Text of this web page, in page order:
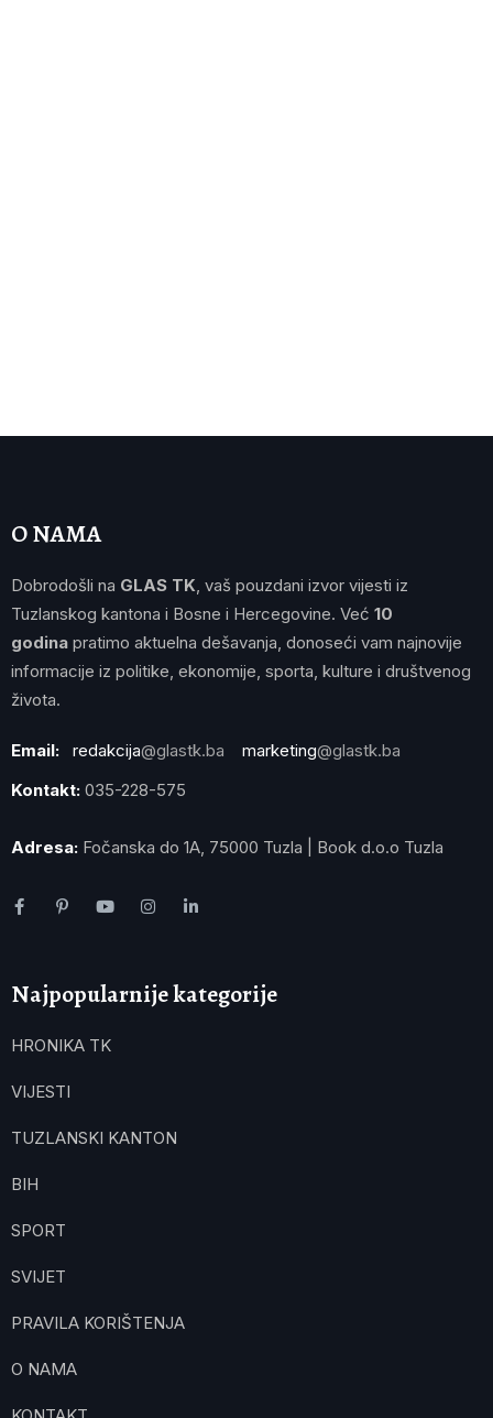
O NAMA
Dobrodošli na GLAS TK , vaš pouzdani izvor vijesti iz
Tuzlanskog kantona i Bosne i Hercegovine. Već 10
godina pratimo aktuelna dešavanja, donoseći vam najnovije
informacije iz politike, ekonomije, sporta, kulture i društvenog
života.
Email: redakcija@glastk.ba marketing@glastk.ba
Kontakt: 035-228-575
Adresa: Fočanska do 1A, 75000 Tuzla | Book d.o.o Tuzla
Najpopularnije kategorije
HRONIKA TK
VIJESTI
TUZLANSKI KANTON
BIH
SPORT
SVIJET
PRAVILA KORIŠTENJA
O NAMA